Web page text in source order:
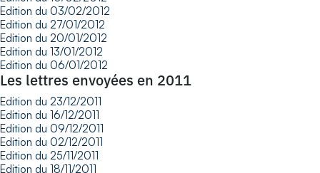
Edition du 03/02/2012
Edition du 27/01/2012
Edition du 20/01/2012
Edition du 13/01/2012
Edition du 06/01/2012
Les lettres envoyées en 2011
Edition du 23/12/2011
Edition du 16/12/2011
Edition du 09/12/2011
Edition du 02/12/2011
Edition du 25/11/2011
Edition du 18/11/2011